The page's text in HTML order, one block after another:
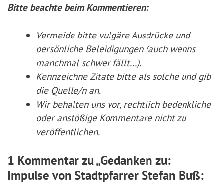
Bitte beachte beim Kommentieren:
Vermeide bitte vulgäre Ausdrücke und
persönliche Beleidigungen (auch wenns
manchmal schwer fällt...).
Kennzeichne Zitate bitte als solche und gib
die Quelle/n an.
Wir behalten uns vor, rechtlich bedenkliche
oder anstößige Kommentare nicht zu
veröffentlichen.
1 Kommentar zu „Gedanken zu:
Impulse von Stadtpfarrer Stefan Buß: